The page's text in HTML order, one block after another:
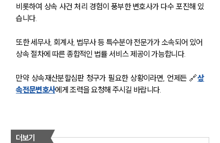
비롯하여 상속 사건 처리 경험이 풍부한 변호사가 다수 포진해 있
습니다.
또한 세무사, 회계사, 법무사 등 특수분야 전문가가 소속되어 있어
상속 절차에 따른 종합적인 법률 서비스 제공이 가능합니다.
만약 상속재산분할심판 청구가 필요한 상황이라면, 언제든 🔗상
속전문변호사에게 조력을 요청해 주시길 바랍니다.
더보기